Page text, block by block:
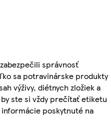
správnosť
sa potravinárske produkty
výživy, diétnych zložiek a
ste si vždy prečítať etiketu
poskytnuté na